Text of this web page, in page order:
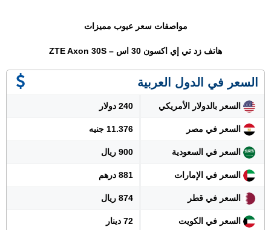
مواصفات سعر عيوب مميزات
هاتف زد تي إي اكسون 30 اس – ZTE Axon 30S
السعر في الدول العربية
السعر بالدولار الأمريكي 240 دولار
السعر في مصر 11.376 جنيه
السعر في السعودية 900 ريال
السعر في الإمارات 881 درهم
السعر في قطر 874 ريال
السعر في الكويت 72 دينار